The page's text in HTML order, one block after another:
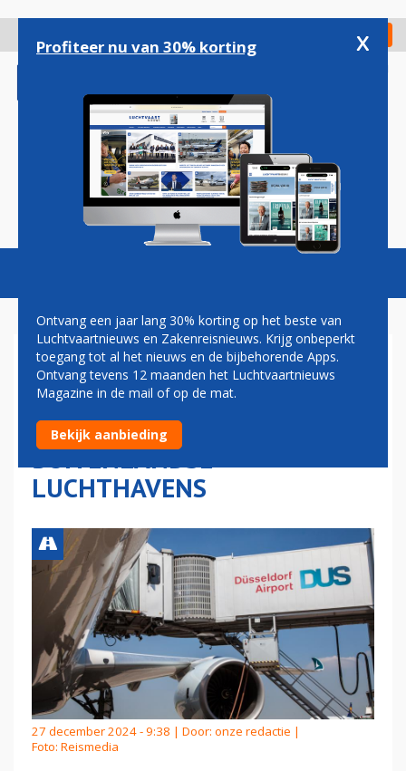
gaan
Check in
Magazine Podcasts Vacatures
HOGE TICKETPRIJZEN
DRIJVEN STEEDS MEER
NEDERLANDERS NAAR
BUITENLANDSE
LUCHTHAVENS
27 december 2024 - 9:38 | Door: onze redactie |
Foto: Reismedia
Profiteer nu van 30% korting x
Ontvang een jaar lang 30% korting op het beste van
Luchtvaartnieuws en Zakenreisnieuws. Krijg onbeperkt
toegang tot al het nieuws en de bijbehorende Apps.
Ontvang tevens 12 maanden het Luchtvaartnieuws
Magazine in de mail of op de mat.
Bekijk aanbieding